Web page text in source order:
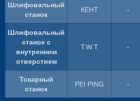
Шлифовальный
станок
КЕНТ -
Шлифовальный
станок с
внутренним
отверстием
T.W.T -
Токарный
станок
PEI PING -